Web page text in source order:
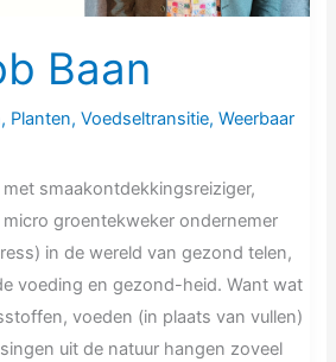
Baan
, Planten,Voedseltransitie,Weerbaar
smaakontdekkingsreiziger,
groentekweker ondernemer
in de wereld van gezond telen,
voeding en gezond-heid. Want wat
voeden (in plaats van vullen)
uit de natuur hangen zoveel